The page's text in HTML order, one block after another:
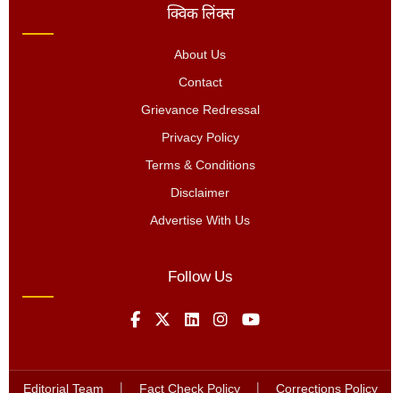
क्विक लिंक्स
About Us
Contact
Grievance Redressal
Privacy Policy
Terms & Conditions
Disclaimer
Advertise With Us
Follow Us